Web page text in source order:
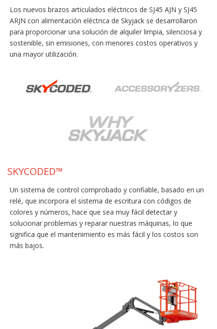
Los nuevos brazos articulados eléctricos de SJ45 AJN y SJ45
ARJN con alimentación eléctrica de Skyjack se desarrollaron
para proporcionar una solución de alquiler limpia, silenciosa y
sostenible, sin emisiones, con menores costos operativos y
una mayor utilización.
SKYCODED™
Un sistema de control comprobado y confiable, basado en un
relé, que incorpora el sistema de escritura con códigos de
colores y números, hace que sea muy fácil detectar y
solucionar problemas y reparar nuestras máquinas, lo que
significa que el mantenimiento es más fácil y los costos son
más bajos.